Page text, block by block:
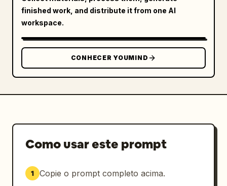
volumétrica, obra-prima 8K ultra detalhada,
estética masculina elegante, retrato de
cinematográfica.
Gerar imagem usando a imagem enviada como
finished work, and distribute it from one AI
workspace.
CONHECER YOUMIND
Como usar este prompt
1 Copie o prompt completo acima.